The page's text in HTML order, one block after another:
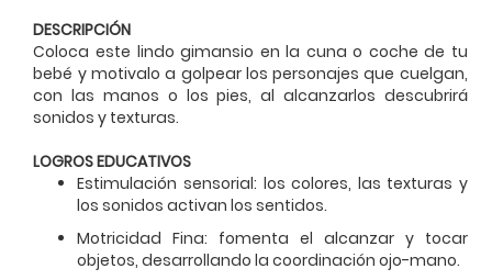
DESCRIPCIÓN
Coloca este lindo gimansio en la cuna o coche de tu
bebé y motivalo a golpear los personajes que cuelgan,
con las manos o los pies, al alcanzarlos descubrirá
sonidos y texturas.
LOGROS EDUCATIVOS
Estimulación sensorial: los colores, las texturas y
los sonidos activan los sentidos.
Motricidad Fina: fomenta el alcanzar y tocar
objetos, desarrollando la coordinación ojo-mano.